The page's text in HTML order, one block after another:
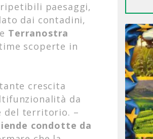
paesaggi,
dai contadini,
e Terranostra
scoperte in
crescita
da
del territorio. –
condotte da